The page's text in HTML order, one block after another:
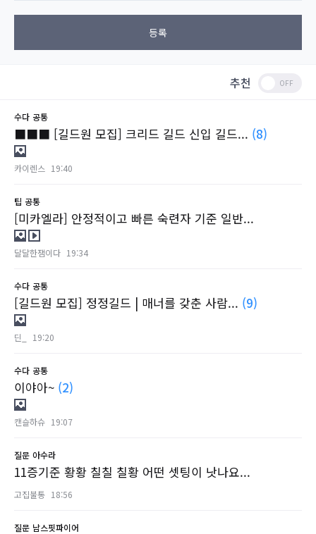
등록
추천
수다 공통
■■■ [길드원 모집] 크리드 길드 신입 길드... (8)
카이렌스 19:40
팁 공통
[미카엘라] 안정적이고 빠른 숙련자 기준 일반...
달달한잼이다 19:34
수다 공통
[길드원 모집] 정정길드 | 매너를 갖춘 사람... (9)
딘_ 19:20
수다 공통
이야아~ (2)
캔슬하슈 19:07
질문 아수라
11증기준 황황 칠칠 칠황 어떤 셋팅이 낫나요...
고집불통 18:56
질문 남스핏파이어